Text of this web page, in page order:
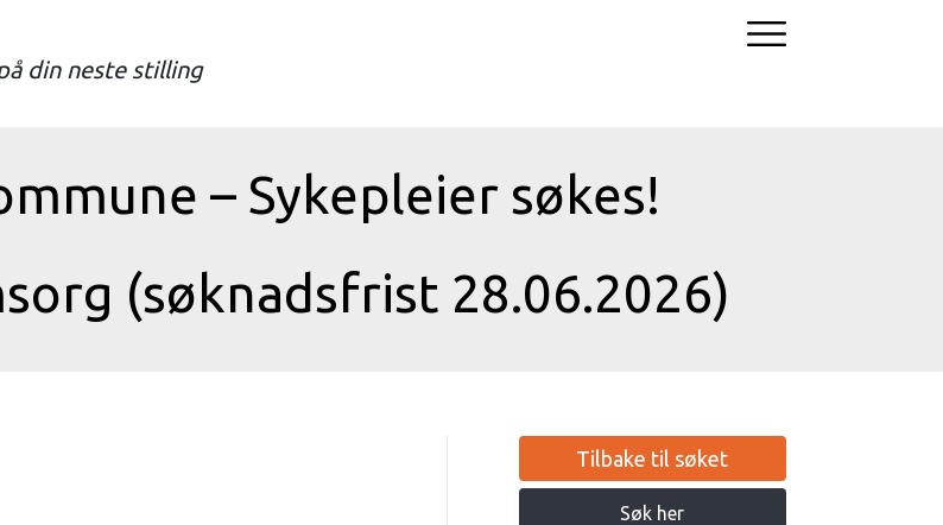
din neste stilling
– Sykepleier søkes!
(søknadsfrist 28.06.2026)
Tilbake til søket
Søk her